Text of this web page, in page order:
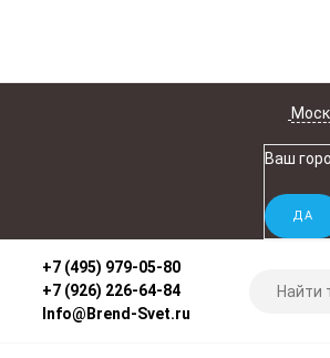
Ваш
+7 (495) 979-05-80
+7 (926) 226-64-84
Info@Brend-Svet.ru